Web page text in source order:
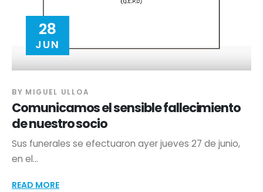
28
JUN
BY MIGUEL ULLOA
Comunicamos el sensible fallecimiento
de nuestro socio
Sus funerales se efectuaron ayer jueves 27 de junio,
en el...
READ MORE